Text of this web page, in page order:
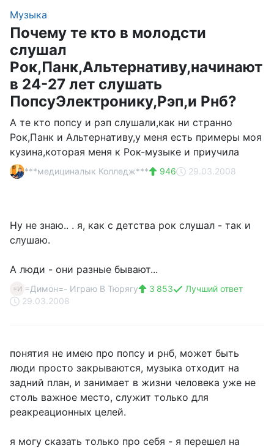
Музыка
Почему те кто в молодсти
слушал
Рок,Панк,Альтернативу,начинают
в 24-27 лет слушать
ПопсуЭлектронику,Рэп,и Рнб?
А те кто попсу и рэп слушали,как ни странно
Рок,Панк и Альтернативу,у меня есть примеры моя
кузина,которая меня к Рок-музыке и приучила
***медициналык Колледж*** 946 29.03.2008
Ну не знаю.. . я, как с детства рок слушал - так и
слушаю.
А люди - они разные бывают...
=И =Димон=- Играю В Тюрягу 3 853
Лучший ответ
29.03.2008
понятия не имею про попсу и рнб, может быть
люди просто закрываются, музыка отходит на
задний план, и занимает в жизни человека уже не
столь важное место, служит только для
реакреационных целей.
я могу сказать только про себя - я перешел на